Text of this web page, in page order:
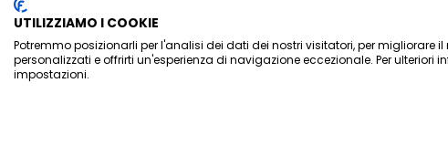
email:
UTILIZZIAMO I COOKIE
Potremmo posizionarli per l'analisi dei dati dei nostri visitatori, per migliorare
personalizzati e offrirti un'esperienza di navigazione eccezionale. Per ulteriori
impostazioni.